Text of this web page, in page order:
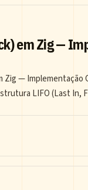
em Zig —
Zig — Implementação
LIFO (Last In,